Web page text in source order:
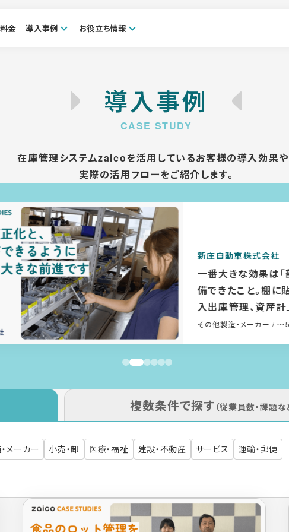
料金 導入事例 お役立ち情報
導入事例
在庫管理システムzaicoを活用しているお客様の導入効果や
実際の活用フローをご紹介します。
複数条件で探す （従業員数・課題な
メーカー 小売・卸 医療・福祉 建設・不動産 サービス
運輸・郵便